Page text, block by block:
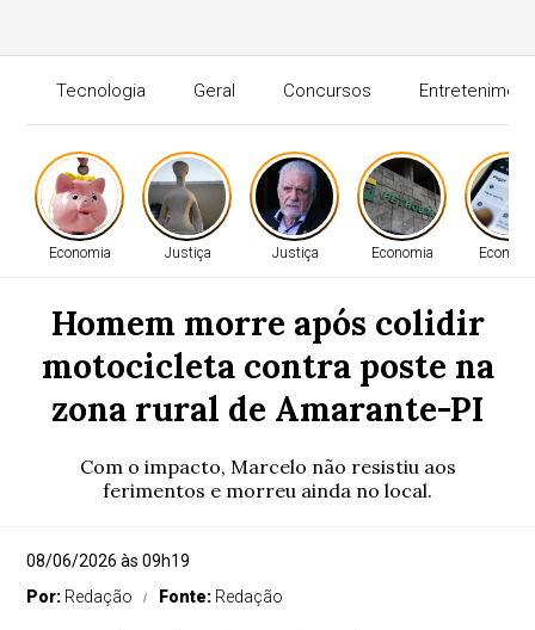
Tecnologia Geral Concursos
Economia Justiça Justiça Economia
Homem morre após colidir
motocicleta contra poste na
zona rural de Amarante-PI
Com o impacto, Marcelo não resistiu aos
ferimentos e morreu ainda no local.
08/06/2026 às 09h19
Por: Redação Fonte: Redação